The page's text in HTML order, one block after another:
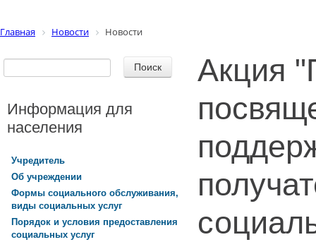
Главная Новости Новости
Акция
Информация для
населения
Учредитель
Об учреждении
Формы социального обслуживания,
виды социальных услуг
Порядок и условия предоставления
социальных услуг